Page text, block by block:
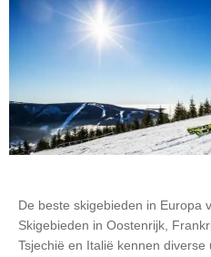
De beste skigebieden in Europa
Skigebieden in Oostenrijk,
Tsjechië en Italië kennen